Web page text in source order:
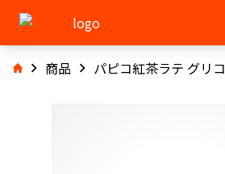
商品 パピコ紅茶ラテ グリコ